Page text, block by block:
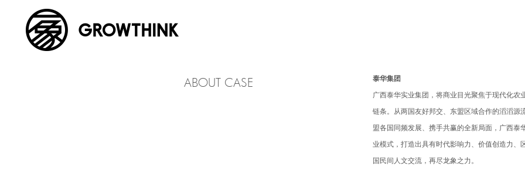
ABOUT CASE 泰华集团
广西泰华实业集团，将商业目光聚焦于现代化
链条。 从两国友好邦交、东盟区域合作的滔滔源
盟各国同频发展、携手共赢的全新局面，广西
业模式，打造出具有时代影响力、价值创造力、
国民间人文交流，再尽龙象之力。